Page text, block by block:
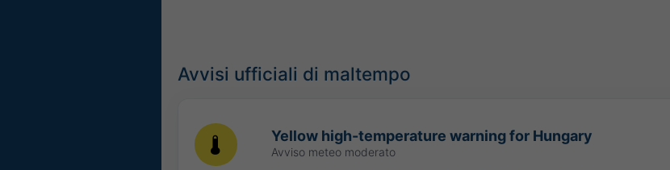
Avvisi ufficiali di maltempo
Yellow high-temperature warning for Hungary
Avviso meteo moderato